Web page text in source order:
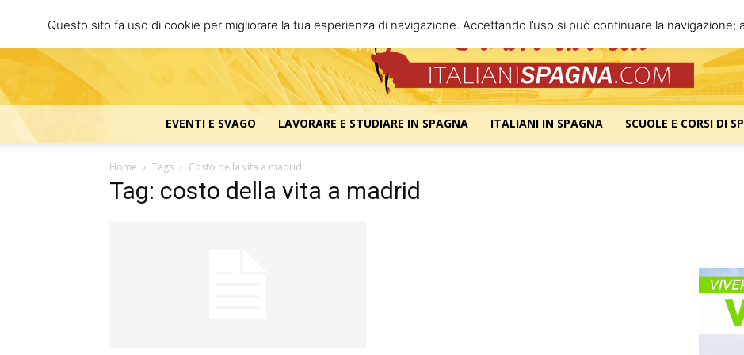
Italiani
EVENTI E SVAGO LAVORARE E STUDIARE IN SPAGNA ITALIANI IN SPAGNA SCUOLE E CORSI DI
Home Tags Costo della vita a madrid
Tag: costo della vita a madrid
Questo sito fa uso di cookie per migliorare la tua esperienza di navigazione. Accettando l’uso si può continuare la navigazione;